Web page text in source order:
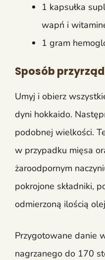
1 kapsułka
wapń i
1 gram
Sposób
Umyj i obierz
dyni hokkaido.
podobnej wielkości.
w przypadku mięsa
żaroodpornym
pokrojone składniki,
odmierzoną ilością
Przygotowane danie
nagrzanego do 170